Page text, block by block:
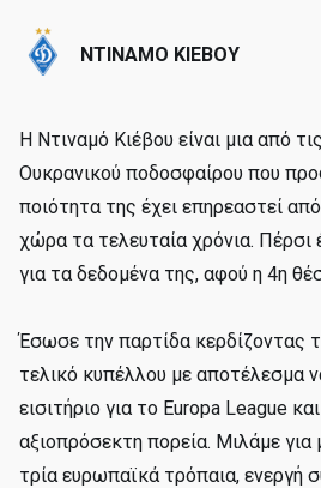
ΝΤΙΝΑΜΟ ΚΙΕΒΟΥ
Η Ντιναμό Κιέβου είναι μια από
Ουκρανικού ποδοσφαίρου που
ποιότητα της έχει επηρεαστεί
χώρα τα τελευταία χρόνια. Πέρσι
για τα δεδομένα της, αφού η 4η
Έσωσε την παρτίδα κερδίζοντας
τελικό κυπέλλου με αποτέλεσμα
εισιτήριο για το Europa League
αξιοπρόσεκτη πορεία. Μιλάμε για
τρία ευρωπαϊκά τρόπαια, ενεργή